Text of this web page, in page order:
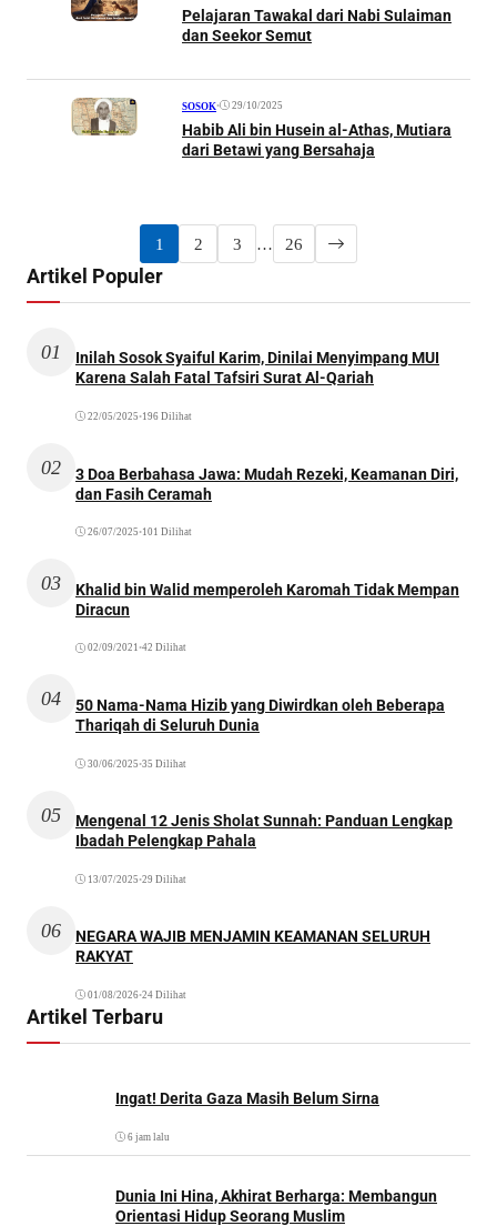
Pelajaran Tawakal dari Nabi Sulaiman
dan Seekor Semut
SOSOK• 29/10/2025
Habib Ali bin Husein al-Athas, Mutiara
dari Betawi yang Bersahaja
1 2 3 … 26
Artikel Populer
01
Inilah Sosok Syaiful Karim, Dinilai Menyimpang MUI
Karena Salah Fatal Tafsiri Surat Al-Qariah
22/05/2025 •196 Dilihat
02
3 Doa Berbahasa Jawa: Mudah Rezeki, Keamanan Diri,
dan Fasih Ceramah
26/07/2025 •101 Dilihat
03
Khalid bin Walid memperoleh Karomah Tidak Mempan
Diracun
02/09/2021 •42 Dilihat
04
50 Nama-Nama Hizib yang Diwirdkan oleh Beberapa
Thariqah di Seluruh Dunia
30/06/2025 •35 Dilihat
05
Mengenal 12 Jenis Sholat Sunnah: Panduan Lengkap
Ibadah Pelengkap Pahala
13/07/2025 •29 Dilihat
06
NEGARA WAJIB MENJAMIN KEAMANAN SELURUH
RAKYAT
01/08/2026•24 Dilihat
Artikel Terbaru
Ingat! Derita Gaza Masih Belum Sirna
6 jam lalu
Dunia Ini Hina, Akhirat Berharga: Membangun
Orientasi Hidup Seorang Muslim